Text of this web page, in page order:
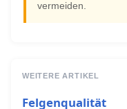
vermeiden.
WEITERE ARTIKEL
Felgenqualität